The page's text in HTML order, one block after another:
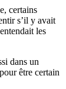
certains
s’il y avait
les
dans un
être certain